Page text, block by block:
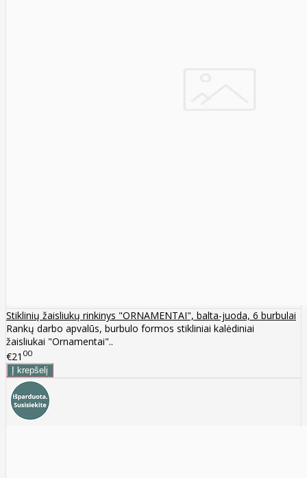
Stiklinių žaisliukų rinkinys "ORNAMENTAI", balta-juoda, 6 burbulai
Rankų darbo apvalūs, burbulo formos stikliniai kalėdiniai
žaisliukai "Ornamentai"..
€21 00